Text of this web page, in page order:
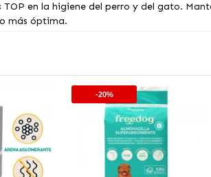
TOP en la higiene del perro y del gato.
más óptima.
-20%